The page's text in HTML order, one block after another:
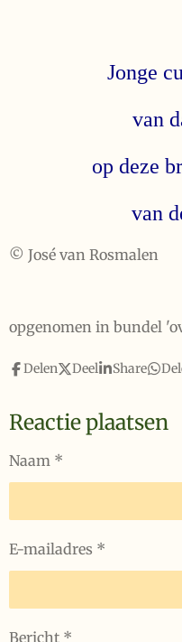
Jonge
van
op deze
van
© José van Rosmalen
opgenomen in bundel
Delen Deel Share
Reactie plaatsen
Naam *
E-mailadres *
Bericht *